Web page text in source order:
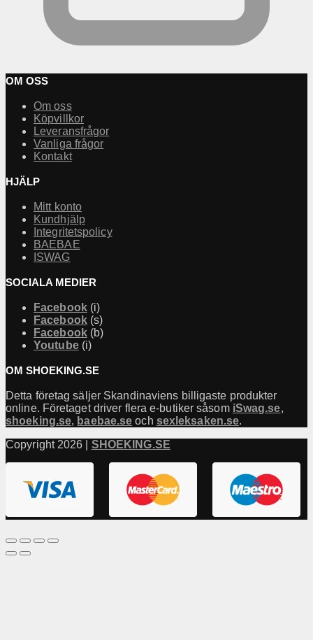
OM OSS
Om oss
Köpvillkor
Leveransfrågor
Vanliga frågor
Kontakt
HJÄLP
Mitt konto
Kundhjälp
Integritetspolicy
BAEBAE
ISWAG
SOCIALA MEDIER
Facebook(i)
Facebook(s)
Facebook(b)
Youtube(i)
OM SHOEKING.SE
Detta företag säljer Skandinaviens billigaste produkter
online. Företaget driver flera e-butiker såsom iSwag.se,
shoeking.se, baebae.se och sexleksaken.se.
Copyright 2026 | SHOEKING.SE